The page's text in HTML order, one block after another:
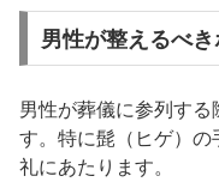
男性が整えるべ
男性が葬儀に参列する
す。特に髭（ヒゲ）
礼にあたります。